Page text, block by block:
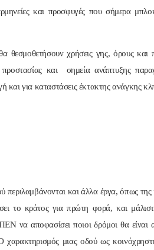
και προσφυγές που σήμερα
χρήσεις γης, όρους και
προστασίας και σημεία ανάπτυξης
και για καταστάσεις έκτακτης ανάγκης
περιλαμβάνονται και άλλα έργα, όπως
το κράτος για πρώτη φορά, και
να αποφασίσει ποιοι δρόμοι θα είναι
χαρακτηρισμός μιας οδού ως